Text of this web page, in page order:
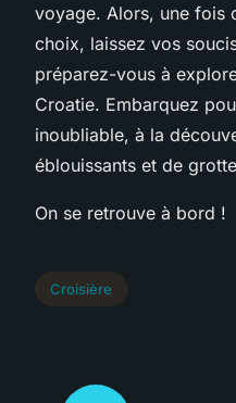
voyage. Alors, une fois
choix, laissez vos
préparez-vous à
Croatie. Embarquez
inoubliable, à la
éblouissants et de
On se retrouve à bord !
Croisière